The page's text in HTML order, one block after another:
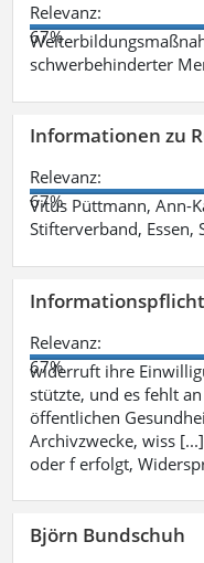
Relevanz:
67%
schwerbehinderter
Informationen zu
Relevanz:
67%
Vitus Püttmann, Ann-
Stifterverband, Essen,
Relevanz:
67%
widerruft ihre
stützte, und es fehlt
öffentlichen
Archivzwecke, wiss
oder f erfolgt,
Björn Bundschuh